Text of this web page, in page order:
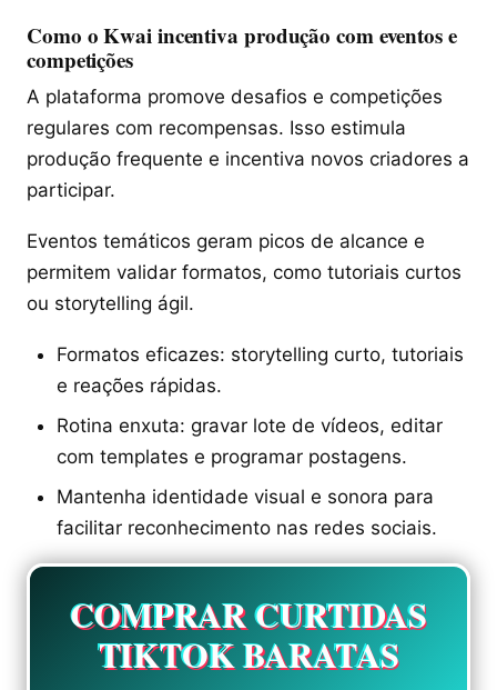
Como o Kwai incentiva produção com eventos e
competições
A plataforma promove desafios e competições
regulares com recompensas. Isso estimula
produção frequente e incentiva novos criadores a
participar.
Eventos temáticos geram picos de alcance e
permitem validar formatos, como tutoriais curtos
ou storytelling ágil.
Formatos eficazes: storytelling curto, tutoriais
e reações rápidas.
Rotina enxuta: gravar lote de vídeos, editar
com templates e programar postagens.
Mantenha identidade visual e sonora para
facilitar reconhecimento nas redes sociais.
COMPRAR CURTIDAS
TIKTOK BARATAS